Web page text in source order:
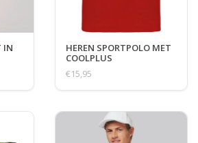
IN
HEREN SPORTPOLO MET
COOLPLUS
€15,95